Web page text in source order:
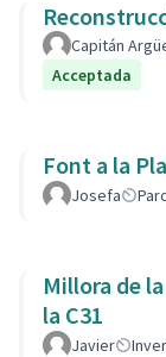
Capitán
Acceptada
Font a la
Josefa
Millora de
la C31
Javier